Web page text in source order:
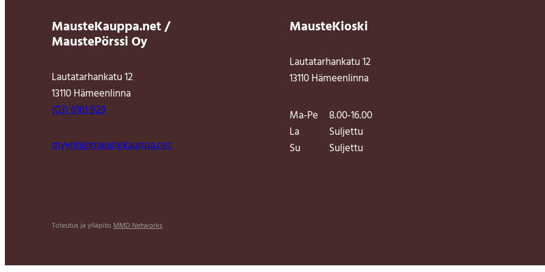
MausteKauppa.net /
MaustePörssi Oy
Lautatarhankatu 12
13110 Hämeenlinna
(03) 6161 929
myynti@maustekauppa.net
MausteKioski
Lautatarhankatu 12
13110 Hämeenlinna
Ma-Pe
8.00-16.00
La
Suljettu
Su
Suljettu
Toteutus ja ylläpitoMMD Networks